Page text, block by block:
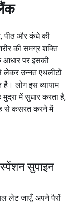
पीठ और कंधे की
की समग्र शक्ति
आधार पर इसकी
लेकर उन्नत एथलीटों
लोग इस व्यायाम
मुद्रा में सुधार करता है,
से कसरत करने में
सुपाइन
लेट जाएँ, अपने पैरों